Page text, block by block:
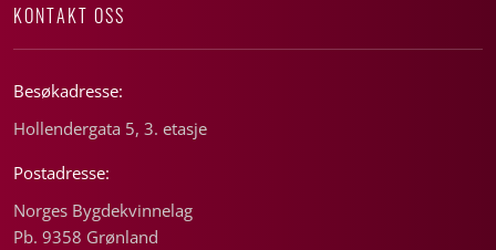
KONTAKT OSS
Besøkadresse:
Hollendergata 5, 3. etasje
Postadresse:
Norges Bygdekvinnelag
Pb. 9358 Grønland